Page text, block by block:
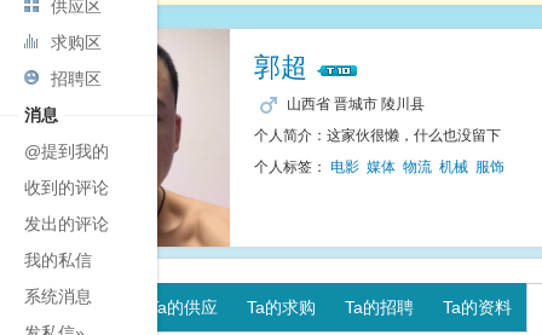
郭超
山西省 晋城市 陵川县
个人简介：这家伙很懒，什么也没留下
个人标签： 电影 媒体 物流 机械 服饰
Ta的广播 Ta的供应 Ta的求购 Ta的招聘 Ta的资料
供应区
求购区
招聘区
消息
@提到我的
收到的评论
发出的评论
我的私信
系统消息